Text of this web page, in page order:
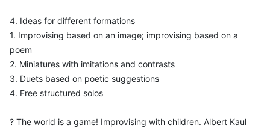
4. Ideas for different formations
1. Improvising based on an image; improvising based on a
poem
2. Miniatures with imitations and contrasts
3. Duets based on poetic suggestions
4. Free structured solos
? The world is a game! Improvising with children. Albert Kaul